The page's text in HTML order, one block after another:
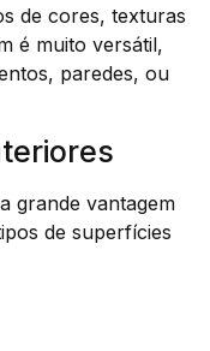
de cores, texturas
é muito versátil,
paredes, ou
grande vantagem
de superfícies